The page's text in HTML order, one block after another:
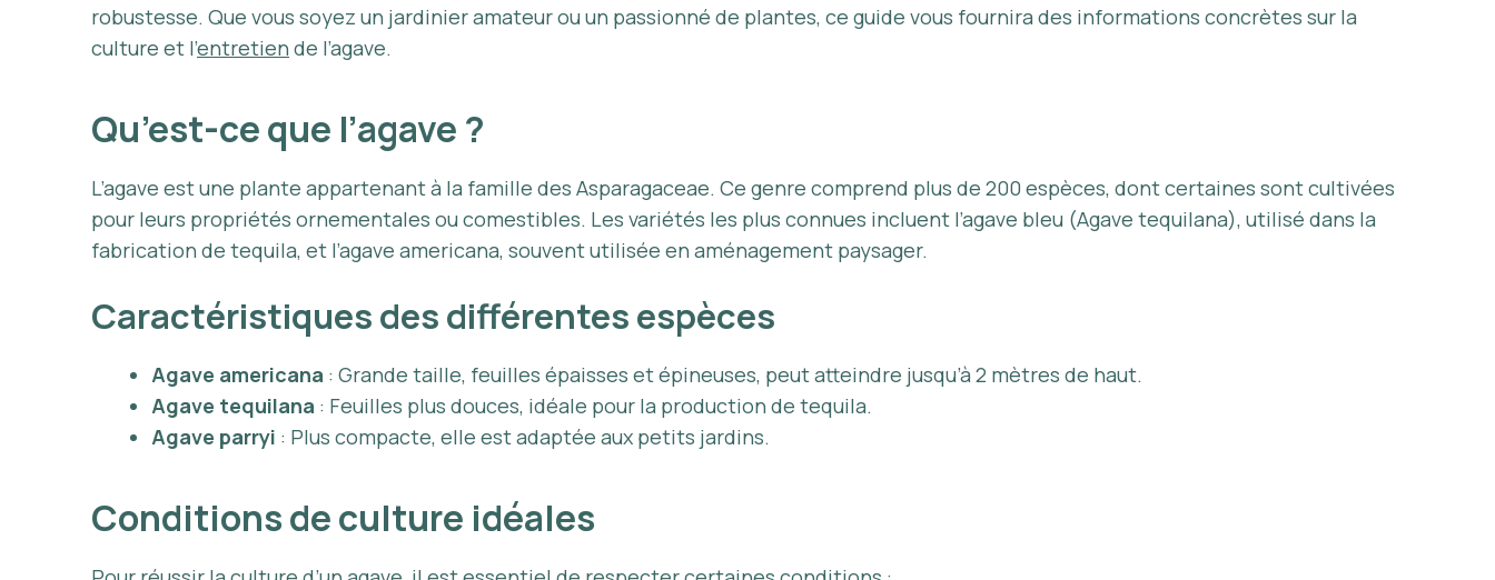
robustesse. Que vous soyez un jardinier amateur ou un passionné de plantes, ce guide vous fournira des informations concrètes sur la
culture et l’entretien de l’agave.
Qu’est-ce que l’agave ?
L’agave est une plante appartenant à la famille des Asparagaceae. Ce genre comprend plus de 200 espèces, dont certaines sont cultivées
pour leurs propriétés ornementales ou comestibles. Les variétés les plus connues incluent l’agave bleu (Agave tequilana), utilisé dans la
fabrication de tequila, et l’agave americana, souvent utilisée en aménagement paysager.
Caractéristiques des différentes espèces
Agave americana : Grande taille, feuilles épaisses et épineuses, peut atteindre jusqu’à 2 mètres de haut.
Agave tequilana : Feuilles plus douces, idéale pour la production de tequila.
Agave parryi : Plus compacte, elle est adaptée aux petits jardins.
Conditions de culture idéales